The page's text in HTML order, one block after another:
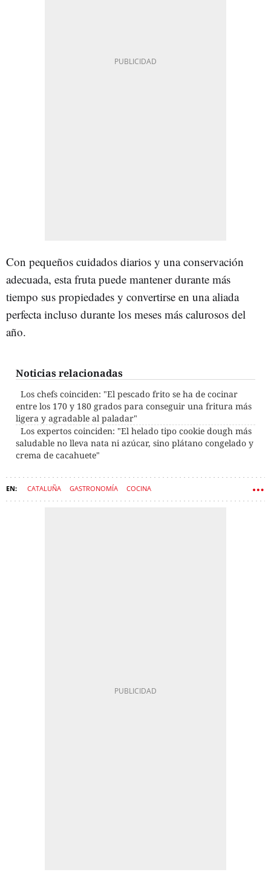
Con pequeños cuidados diarios y una conservación
adecuada, esta fruta puede mantener durante más
tiempo sus propiedades y convertirse en una aliada
perfecta incluso durante los meses más calurosos del
año.
Noticias relacionadas
Los chefs coinciden: "El pescado frito se ha de cocinar
entre los 170 y 180 grados para conseguir una fritura más
ligera y agradable al paladar"
Los expertos coinciden: "El helado tipo cookie dough más
saludable no lleva nata ni azúcar, sino plátano congelado y
crema de cacahuete"
CATALUÑA GASTRONOMÍA COCINA